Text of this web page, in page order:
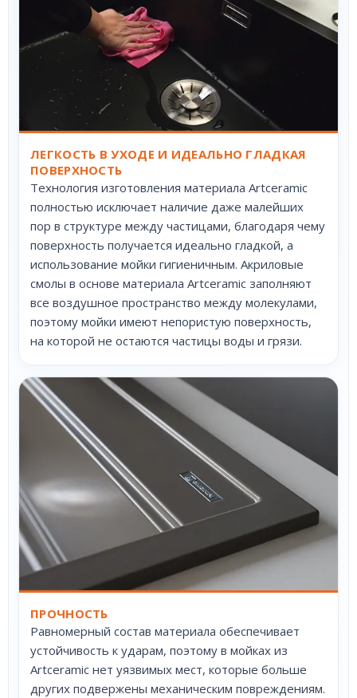
ЛЕГКОСТЬ В УХОДЕ И ИДЕАЛЬНО ГЛАДКАЯ
ПОВЕРХНОСТЬ
Технология изготовления материала Artceramic
полностью исключает наличие даже малейших
пор в структуре между частицами, благодаря чему
поверхность получается идеально гладкой, а
использование мойки гигиеничным. Акриловые
смолы в основе материала Artceramic заполняют
все воздушное пространство между молекулами,
поэтому мойки имеют непористую поверхность,
на которой не остаются частицы воды и грязи.
ПРОЧНОСТЬ
Равномерный состав материала обеспечивает
устойчивость к ударам, поэтому в мойках из
Artceramic нет уязвимых мест, которые больше
других подвержены механическим повреждениям.